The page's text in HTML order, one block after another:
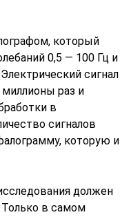
который
0,5 — 100 Гц и
сигнал
раз и
в
сигналов
которую и
должен
в самом